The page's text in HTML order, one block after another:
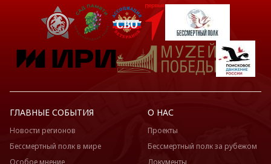
ГЛАВНЫЕ СОБЫТИЯ
Новости регионов
Бессмертный полк в мире
Особое мнение
О НАС
Проекты
Бессмертный полк за рубежом
Документы